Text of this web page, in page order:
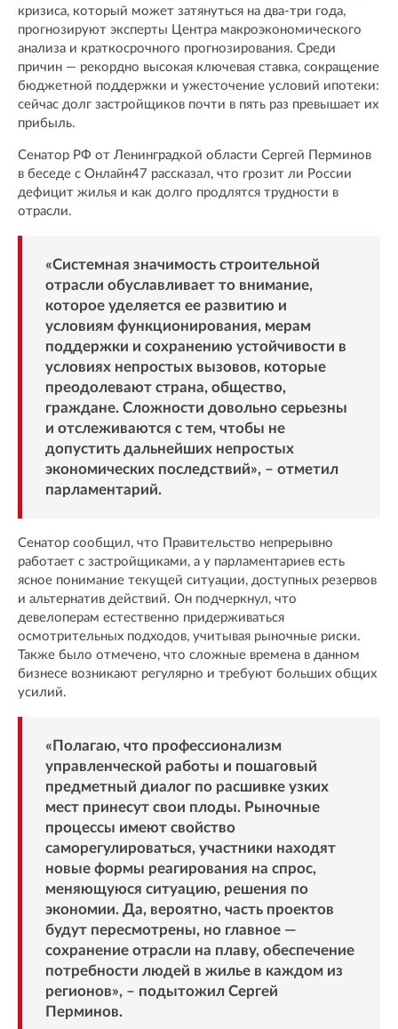
кризиса, который может затянуться на два-три года,
прогнозируют эксперты Центра макроэкономического
анализа и краткосрочного прогнозирования. Среди
причин — рекордно высокая ключевая ставка, сокращение
бюджетной поддержки и ужесточение условий ипотеки:
сейчас долг застройщиков почти в пять раз превышает их
прибыль.
Сенатор РФ от Ленинградкой области Сергей Перминов
в беседе с Онлайн47 рассказал, что грозит ли России
дефицит жилья и как долго продлятся трудности в
отрасли.
«Системная значимость строительной
отрасли обуславливает то внимание,
которое уделяется ее развитию и
условиям функционирования, мерам
поддержки и сохранению устойчивости в
условиях непростых вызовов, которые
преодолевают страна, общество,
граждане. Сложности довольно серьезны
и отслеживаются с тем, чтобы не
допустить дальнейших непростых
экономических последствий», – отметил
парламентарий.
Сенатор сообщил, что Правительство непрерывно
работает с застройщиками, а у парламентариев есть
ясное понимание текущей ситуации, доступных резервов
и альтернатив действий. Он подчеркнул, что
девелоперам естественно придерживаться
осмотрительных подходов, учитывая рыночные риски.
Также было отмечено, что сложные времена в данном
бизнесе возникают регулярно и требуют больших общих
усилий.
«Полагаю, что профессионализм
управленческой работы и пошаговый
предметный диалог по расшивке узких
мест принесут свои плоды. Рыночные
процессы имеют свойство
саморегулироваться, участники находят
новые формы реагирования на спрос,
меняющуюся ситуацию, решения по
экономии. Да, вероятно, часть проектов
будут пересмотрены, но главное —
сохранение отрасли на плаву, обеспечение
потребности людей в жилье в каждом из
регионов», – подытожил Сергей
Перминов.